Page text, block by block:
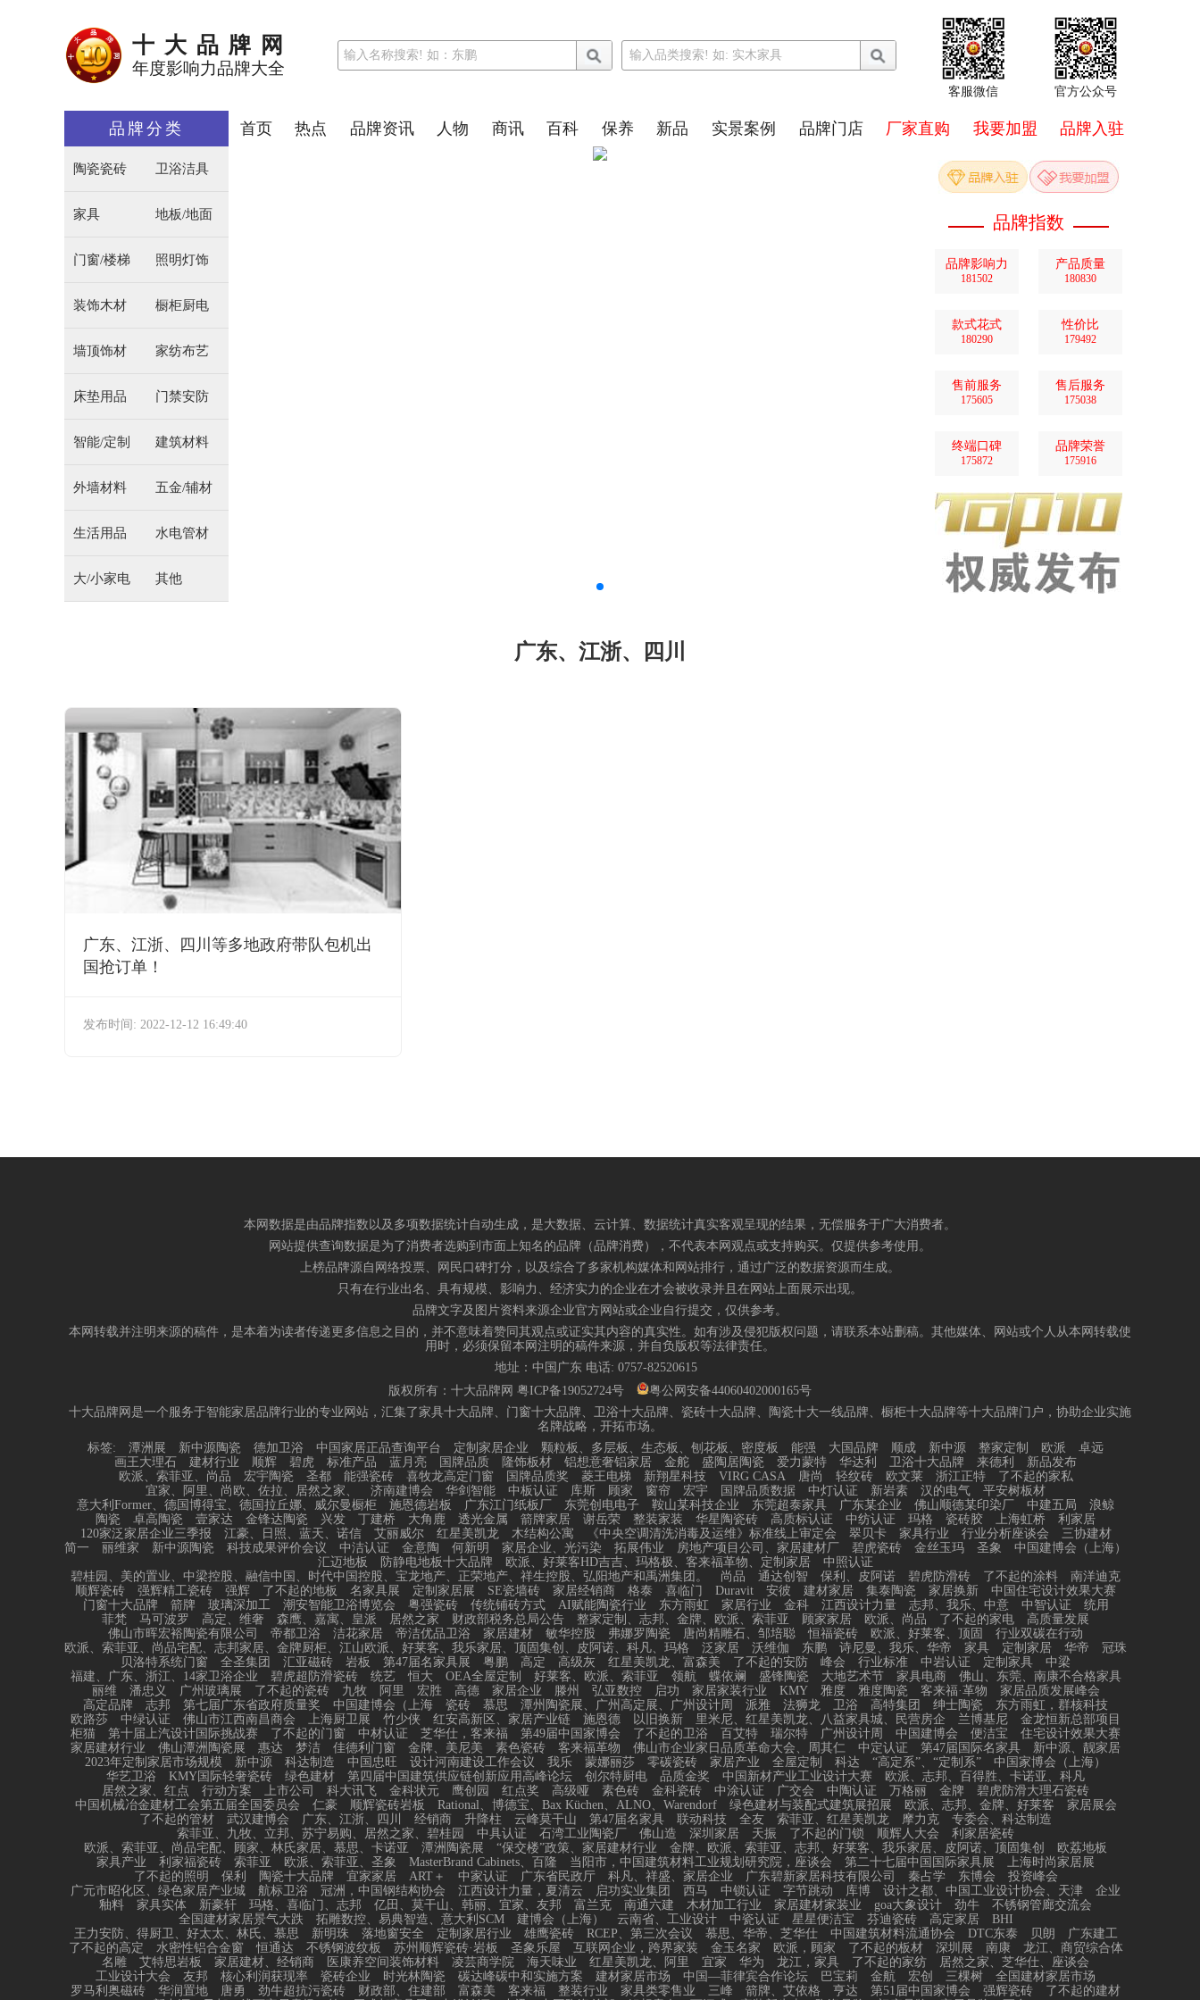
十大品牌网
年度影响力品牌大全
客服微信 官方公众号
品牌分类
陶瓷瓷砖 卫浴洁具
家具 地板/地面
门窗/楼梯 照明灯饰
装饰木材 橱柜厨电
墙顶饰材 家纺布艺
床垫用品 门禁安防
智能/定制 建筑材料
外墙材料 五金/辅材
生活用品 水电管材
大/小家电 其他
首页 热点 品牌资讯 人物 商讯 百科 保养 新品 实景案例 品牌门店 厂家直购 我要加盟 品牌入驻
品牌指数
品牌影响力
181502
产品质量
180830
款式花式
180290
性价比
179492
售前服务
175605
售后服务
175038
终端口碑
175872
品牌荣誉
175916
广东、江浙、四川
广东、江浙、四川等多地政府带队包机出
国抢订单！
发布时间: 2022-12-12 16:49:40
本网数据是由品牌指数以及多项数据统计自动生成，是大数据、云计算、数据统计真实客观呈现的结果，无偿服务于广大消费者。
网站提供查询数据是为了消费者选购到市面上知名的品牌（品牌消费），不代表本网观点或支持购买。仅提供参考使用。
上榜品牌源自网络投票、网民口碑打分，以及综合了多家机构媒体和网站排行，通过广泛的数据资源而生成。
只有在行业出名、具有规模、影响力、经济实力的企业在才会被收录并且在网站上面展示出现。
品牌文字及图片资料来源企业官方网站或企业自行提交，仅供参考。
本网转载并注明来源的稿件，是本着为读者传递更多信息之目的，并不意味着赞同其观点或证实其内容的真实性。如有涉及侵犯版权问题，请联系本站删稿。其他媒体、网站或个人从本网转载使
用时，必须保留本网注明的稿件来源，并自负版权等法律责任。
地址：中国广东 电话: 0757-82520615
版权所有：十大品牌网 粤ICP备19052724号
粤公网安备44060402000165号
十大品牌网是一个服务于智能家居品牌行业的专业网站，汇集了家具十大品牌、门窗十大品牌、卫浴十大品牌、瓷砖十大品牌、陶瓷十大一线品牌、橱柜十大品牌等十大品牌门户，协助企业实施
名牌战略，开拓市场。
标签:
潭洲展 新中源陶瓷 德加卫浴 中国家居正品查询平台 定制家居企业 颗粒板、多层板、生态板、刨花板、密度板 能强 大国品牌 顺成 新中源 整家定制 欧派
卓远
画王大理石
建材行业 顺辉 碧虎 标准产品 蓝月亮 国牌品质 隆饰板材 铝想意奢铝家居 金舵 盛陶居陶瓷 爱力蒙特 华达利 卫浴十大品牌 来德利
新品发布
欧派、索菲亚、尚品
宏宇陶瓷 圣都 能强瓷砖 喜牧龙高定门窗 国牌品质奖 菱王电梯 新翔星科技 VIRG CASA 唐尚 轻纹砖 欧文莱 浙江正特
了不起的家私
宜家、阿里、尚欧、佐拉、居然之家、
济南建博会 华剑智能 中板认证 库斯 顾家 窗帘 宏宇 国牌品质数据 中灯认证 新岩素 汉的电气
平安树板材
意大利Former、德国博得宝、德国拉丘娜、威尔曼橱柜
施恩德岩板 广东江门纸板厂 东莞创电电子 鞍山某科技企业 东莞超泰家具 广东某企业 佛山顺德某印染厂 中建五局
浪鲸
陶瓷
卓高陶瓷 壹家达 金锋达陶瓷 兴发 丁建桥 大角鹿 透光金属 箭牌家居 谢岳荣 整装家装 华星陶瓷砖 高质标认证 中纺认证 玛格 瓷砖胶 上海虹桥
利家居
120家泛家居企业三季报
江豪、日照、蓝天、诺信 艾丽威尔 红星美凯龙 木结构公寓 《中央空调清洗消毒及运维》标准线上审定会 翠贝卡 家具行业 行业分析座谈会
三协建材
简一
丽维家 新中源陶瓷 科技成果评价会议 中洁认证 金意陶 何新明 家居企业、光污染 拓展伟业 房地产项目公司、家居建材厂 碧虎瓷砖 金丝玉玛 圣象
中国建博会（上海）
汇迈地板
防静电地板十大品牌 欧派、好莱客HD吉吉、玛格极、客来福革物、定制家居
中照认证
碧桂园、美的置业、中梁控股、融信中国、时代中国控股、宝龙地产、正荣地产、祥生控股、弘阳地产和禹洲集团。
尚品 通达创智 保利、皮阿诺 碧虎防滑砖 了不起的涂料
南洋迪克
顺辉瓷砖
强辉精工瓷砖 强辉 了不起的地板 名家具展 定制家居展 SE瓷墙砖 家居经销商 格泰 喜临门 Duravit 安彼 建材家居 集泰陶瓷 家居换新
中国住宅设计效果大赛
门窗十大品牌
箭牌 玻璃深加工 潮安智能卫浴博览会 粤强瓷砖 传统铺砖方式 AI赋能陶瓷行业 东方雨虹 家居行业 金科 江西设计力量 志邦、我乐、中意 中智认证
统用
菲梵
马可波罗 高定、维奢 森鹰、嘉寓、皇派 居然之家 财政部税务总局公告 整家定制、志邦、金牌、欧派、索菲亚 顾家家居 欧派、尚品 了不起的家电
高质量发展
佛山市晖宏裕陶瓷有限公司
帝都卫浴 洁花家居 帝洁优品卫浴 家居建材 敏华控股 弗娜罗陶瓷 唐尚精雕石、邹培聪 恒福瓷砖 欧派、好莱客、顶固
行业双碳在行动
欧派、索菲亚、尚品宅配、志邦家居、金牌厨柜、江山欧派、好莱客、我乐家居、顶固集创、皮阿诺、科凡、玛格
泛家居 沃维伽 东鹏 诗尼曼、我乐、华帝 家具 定制家居 华帝
冠珠
贝洛特系统门窗
全圣集团 汇亚磁砖 岩板 第47届名家具展 粤鹏 高定 高级灰 红星美凯龙、富森美 了不起的安防 峰会 行业标准 中岩认证 定制家具
中梁
福建、广东、浙江、14家卫浴企业
碧虎超防滑瓷砖 统艺 恒大 OEA全屋定制 好莱客、欧派、索菲亚 领航 蝶依斓 盛锋陶瓷 大地艺术节 家具电商
佛山、东莞、南康不合格家具
丽维
潘忠义 广州玻璃展 了不起的瓷砖 九牧 阿里 宏胜 高德 家居企业 滕州 弘亚数控 启功 家居家装行业 KMY 雅度 雅度陶瓷 客来福·革物
家居品质发展峰会
高定品牌
志邦 第七届广东省政府质量奖 中国建博会（上海 瓷砖 慕思 潭州陶瓷展、广州高定展、广州设计周 派雅 法狮龙 卫浴 高特集团 绅士陶瓷
东方雨虹，群核科技
欧路莎
中绿认证 佛山市江西南昌商会 上海厨卫展 竹少侠 红安高新区、家居产业链 施恩德 以旧换新 里米尼、红星美凯龙、八益家具城、民营房企 兰博基尼
金龙恒新总部项目
柜猫
第十届上汽设计国际挑战赛 了不起的门窗 中材认证 芝华仕，客来福 第49届中国家博会 了不起的卫浴 百艾特 瑞尔特 广州设计周 中国建博会 便洁宝
住宅设计效果大赛
家居建材行业
佛山潭洲陶瓷展 惠达 梦洁 佳德利门窗 金牌、美尼美 素色瓷砖 客来福革物 佛山市企业家日品质革命大会、周其仁 中定认证 第47届国际名家具
新中源、靓家居
2023年定制家居市场规模
新中源 科达制造 中国忠旺 设计河南建设工作会议 我乐 蒙娜丽莎 零碳瓷砖 家居产业 全屋定制 科达 “高定系”、“定制系”
中国家博会（上海）
华艺卫浴
KMY国际轻奢瓷砖 绿色建材 第四届中国建筑供应链创新应用高峰论坛 创尔特厨电 品质金奖 中国新材产业工业设计大赛
欧派、志邦、百得胜、卡诺亚、科凡
居然之家、红点
行动方案 上市公司 科大讯飞 金科状元 鹰创园 红点奖 高级哑 素色砖 金科瓷砖 中涂认证 广交会 中陶认证 万格丽 金牌
碧虎防滑大理石瓷砖
中国机械冶金建材工会第五届全国委员会
仁豪 顺辉瓷砖岩板 Rational、博德宝、Bax Küchen、ALNO、Warendorf 绿色建材与装配式建筑展招展 欧派、志邦、金牌、好莱客
家居展会
了不起的管材
武汉建博会 广东、江浙、四川 经销商 升降柱 云峰莫干山 第47届名家具 联动科技 全友 索菲亚、红星美凯龙 摩力克
专委会、科达制造
索菲亚、九牧、立邦、苏宁易购、居然之家、碧桂园
中具认证 石湾工业陶瓷厂 佛山造 深圳家居 天振 了不起的门锁 顺辉人大会
利家居瓷砖
欧派、索菲亚、尚品宅配、顾家、林氏家居、慕思、卡诺亚
潭洲陶瓷展 “保交楼”政策、家居建材行业 金牌、欧派、索菲亚、志邦、好莱客、我乐家居、皮阿诺、顶固集创
欧荔地板
家具产业
利家福瓷砖 索菲亚 欧派、索菲亚、圣象 MasterBrand Cabinets、百隆 当阳市，中国建筑材料工业规划研究院，座谈会 第二十七届中国国际家具展
上海时尚家居展
了不起的照明
保利 陶瓷十大品牌 宜家家居 ART＋ 中家认证 广东省民政厅 科凡、祥盛、家居企业 广东碧新家居科技有限公司 秦占学 东博会
投资峰会
广元市昭化区、绿色家居产业城
航标卫浴 冠洲，中国钢结构协会 江西设计力量，夏清云 启功实业集团 西马 中锁认证 字节跳动 库博 设计之都、中国工业设计协会、天津
企业
釉料
家具实体 新豪轩 玛格、喜临门、志邦 亿田、莫干山、韩丽、宜家、友邦 富兰克 南通六建 木材加工行业 家居建材家装业 goa大象设计 劲牛
不锈钢管廊交流会
全国建材家居景气大跌
拓雕数控、易典智造、意大利SCM 建博会（上海） 云南省、工业设计 中瓷认证 星星便洁宝 芬迪瓷砖 高定家居
BHI
王力安防、得厨卫、好太太、林氏、慕思
新明珠 落地窗安全 定制家居行业 雄鹰瓷砖 RCEP、第三次会议 慕思、华帝、芝华仕 中国建筑材料流通协会 DTC东泰 贝朗
广东建工
了不起的高定
水密性铝合金窗 恒通达 不锈钢波纹板 苏州顺辉瓷砖·岩板 圣象乐屋 互联网企业，跨界家装 金玉名家 欧派，顾家 了不起的板材 深圳展 南康
龙江、商贸综合体
名雕
艾特思岩板 家居建材、经销商 医康养空间装饰材料 凌芸商学院 海天味业 红星美凯龙、阿里 宜家 华为 龙江，家具 了不起的家纺
居然之家、芝华仕、座谈会
工业设计大会
友邦 核心利润获现率 瓷砖企业 时光林陶瓷 碳达峰碳中和实施方案 建材家居市场 中国—菲律宾合作论坛 巴宝莉 金航 宏创 三棵树
全国建材家居市场
罗马利奥磁砖
华润置地 唐勇 劲牛超抗污瓷砖 财政部、住建部 富森美 客来福 整装行业 家具类零售业 三峰 箭牌、艾依格 亨达 第51届中国家博会 强辉瓷砖
了不起的建材